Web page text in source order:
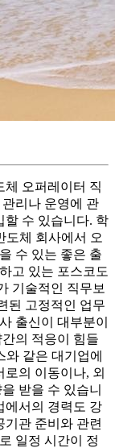
체 오퍼레이터 직
리나 운영에 관
할 수 있습니다. 학
도체 회사에서 오
수 있는 좋은 출
고 있는 포스코도
기술적인 직무보
된 고정적인 업무
출신이 대부분이
의 적응이 힘들
같은 대기업에
의 이동이나, 외
받을 수 있습니
에서의 경력도 강
관 준비와 관련
일정 시간이 정